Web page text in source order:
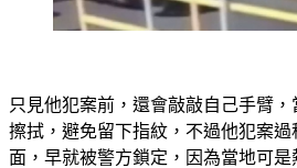
只見他犯案前，還會敲敲自己手臂，
擦拭，避免留下指紋，不過他犯案